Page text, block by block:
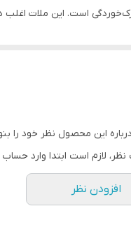
این ملات اغلب در ضخامت‌های ۳ تا ۳۸ میلی‌متر اجرا می‌شود و برای
این محصول نظر خود را
نظر، لازم است ابتدا وارد
افزودن نظر